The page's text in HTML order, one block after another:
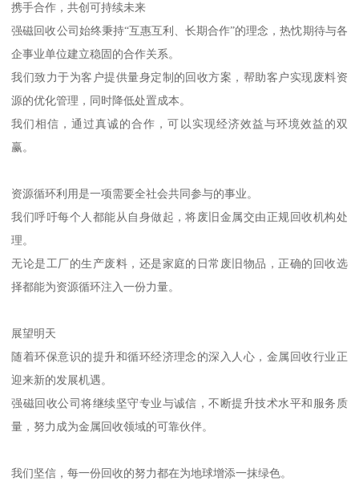
携手合作，共创可持续未来
强磁回收公司始终秉持“互惠互利、长期合作”的理念，热忱期待与各
企事业单位建立稳固的合作关系。
我们致力于为客户提供量身定制的回收方案，帮助客户实现废料资
源的优化管理，同时降低处置成本。
我们相信，通过真诚的合作，可以实现经济效益与环境效益的双
赢。
资源循环利用是一项需要全社会共同参与的事业。
我们呼吁每个人都能从自身做起，将废旧金属交由正规回收机构处
理。
无论是工厂的生产废料，还是家庭的日常废旧物品，正确的回收选
择都能为资源循环注入一份力量。
展望明天
随着环保意识的提升和循环经济理念的深入人心，金属回收行业正
迎来新的发展机遇。
强磁回收公司将继续坚守专业与诚信，不断提升技术水平和服务质
量，努力成为金属回收领域的可靠伙伴。
我们坚信，每一份回收的努力都在为地球增添一抹绿色。